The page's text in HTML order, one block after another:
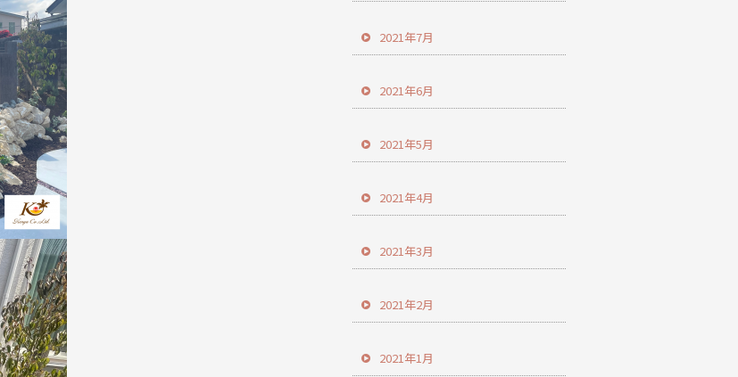
2021年7月
2021年6月
2021年5月
2021年4月
2021年3月
2021年2月
2021年1月